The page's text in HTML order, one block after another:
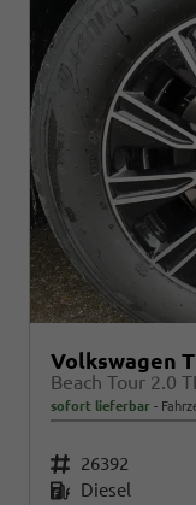
Volkswagen
Beach Tour 2.0
sofort lieferbar
Fahrzeugnr. 26392
Kraftstoff Diesel